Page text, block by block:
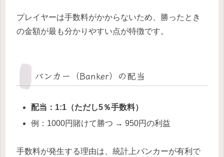
プレイヤーは手数料がかからないため、勝ったとき
の金額が最も分かりやすい点が特徴です。
バンカー（Banker）の配当
配当：1:1（ただし5％手数料）
例：1000円賭けて勝つ → 950円の利益
手数料が発生する理由は、統計上バンカーが有利で